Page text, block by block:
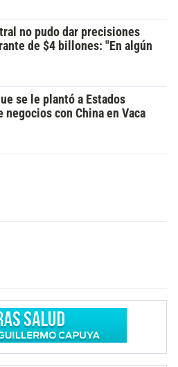
no pudo dar precisiones
de $4 billones: "En algún
se le plantó a Estados
negocios con China en Vaca